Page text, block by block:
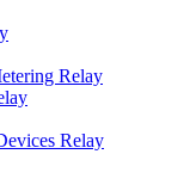
Relay
Relay